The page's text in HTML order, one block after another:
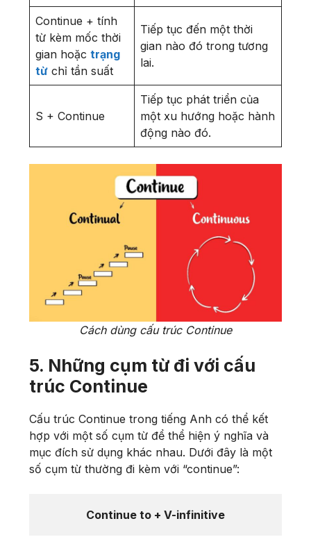
Continue + tính
từ kèm mốc thời
gian hoặc trạng
từ chỉ tần suất
Tiếp tục đến một thời
gian nào đó trong tương
lai.
S + Continue
Tiếp tục phát triển của
một xu hướng hoặc hành
động nào đó.
Cách dùng cấu trúc Continue
5. Những cụm từ đi với cấu
trúc Continue
Cấu trúc Continue trong tiếng Anh có thể kết
hợp với một số cụm từ để thể hiện ý nghĩa và
mục đích sử dụng khác nhau. Dưới đây là một
số cụm từ thường đi kèm với “continue”:
Continue to + V-infinitive